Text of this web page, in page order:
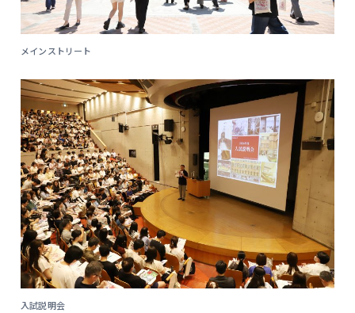
メインストリート
入試説明会